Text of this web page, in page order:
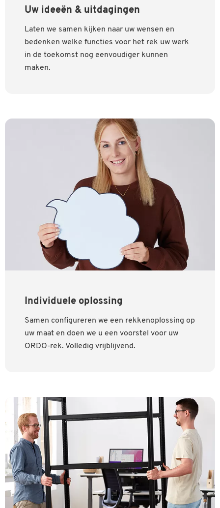
Uw ideeën & uitdagingen
Laten we samen kijken naar uw wensen en
bedenken welke functies voor het rek uw werk
in de toekomst nog eenvoudiger kunnen
maken.
Individuele oplossing
Samen configureren we een rekkenoplossing op
uw maat en doen we u een voorstel voor uw
ORDO-rek. Volledig vrijblijvend.